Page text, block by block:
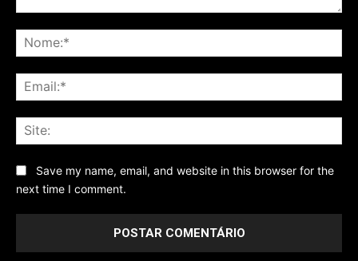
Save my name, email, and website in this browser for the
next time I comment.